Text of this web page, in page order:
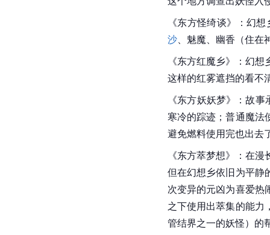
《东方怪绮谈》：幻
沙、 魅魔、幽香（住在
《东方红魔乡》：幻想
这样的红雾遮挡的看不
《东方妖妖梦》：故事
寒冷的踪迹；普通魔法
避免燃料使用完也出去
《东方萃梦想》：在漫
但在幻想乡依旧为平静
次变异的元凶为喜爱热
之下使用出萃集的能力
管结界之一的妖怪）的